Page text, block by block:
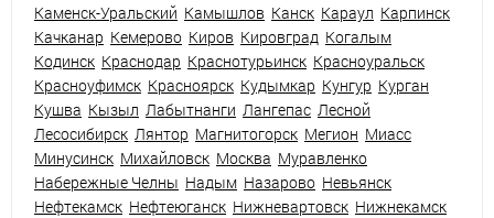
Каменск-Уральский Камышлов Канск Караул Карпинск
Качканар Кемерово Киров Кировград Когалым
Кодинск Краснодар Краснотурьинск Красноуральск
Красноуфимск Красноярск Кудымкар Кунгур Курган
Кушва Кызыл Лабытнанги Лангепас Лесной
Лесосибирск Лянтор Магнитогорск Мегион Миасс
Минусинск Михайловск Москва Муравленко
Набережные Челны Надым Назарово Невьянск
Нефтекамск Нефтеюганск Нижневартовск Нижнекамск